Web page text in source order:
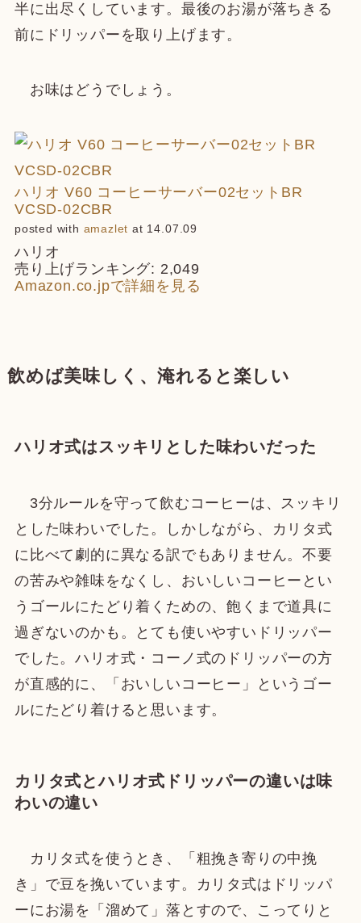
半に出尽くしています。最後のお湯が落ちきる
前にドリッパーを取り上げます。
お味はどうでしょう。
ハリオ V60 コーヒーサーバー02セットBR
VCSD-02CBR
posted with amazlet at 14.07.09
ハリオ
売り上げランキング: 2,049
Amazon.co.jpで詳細を見る
飲めば美味しく、淹れると楽しい
ハリオ式はスッキリとした味わいだった
3分ルールを守って飲むコーヒーは、スッキリ
とした味わいでした。しかしながら、カリタ式
に比べて劇的に異なる訳でもありません。不要
の苦みや雑味をなくし、おいしいコーヒーとい
うゴールにたどり着くための、飽くまで道具に
過ぎないのかも。とても使いやすいドリッパー
でした。ハリオ式・コーノ式のドリッパーの方
が直感的に、「おいしいコーヒー」というゴー
ルにたどり着けると思います。
カリタ式とハリオ式ドリッパーの違いは味
わいの違い
カリタ式を使うとき、「粗挽き寄りの中挽
き」で豆を挽いています。カリタ式はドリッパ
ーにお湯を「溜めて」落とすので、こってりと